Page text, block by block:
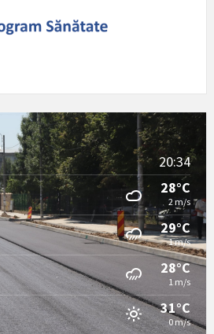
20:34
28°C
2 m/s
29°C
1 m/s
28°C
1 m/s
31°C
0 m/s